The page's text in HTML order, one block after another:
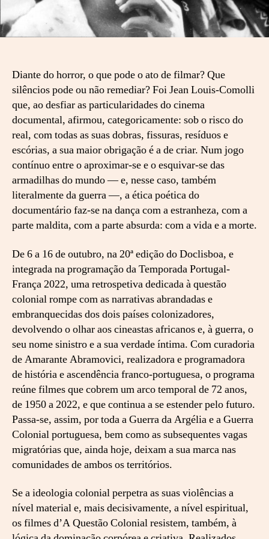
a
l
n
o
l
i
s
b
o
a
’
:
a
u
r
a
d
a
A
m
a
r
a
e
A
a
m
o
v
Diante do horror, o que pode o ato de filmar? Que
silêncios pode ou não remediar? Foi Jean Louis-Comolli
que, ao desfiar as particularidades do cinema
documental, afirmou, categoricamente: sob o risco do
real, com todas as suas dobras, fissuras, resíduos e
escórias, a sua maior obrigação é a de criar. Num jogo
contínuo entre o aproximar-se e o esquivar-se das
armadilhas do mundo — e, nesse caso, também
literalmente da guerra —, a ética poética do
documentário faz-se na dança com a estranheza, com a
parte maldita, com a parte absurda: com a vida e a morte.
De 6 a 16 de outubro, na 20ª edição do Doclisboa, e
integrada na programação da Temporada Portugal-
França 2022, uma retrospetiva dedicada à questão
colonial rompe com as narrativas abrandadas e
embranquecidas dos dois países colonizadores,
devolvendo o olhar aos cineastas africanos e, à guerra, o
seu nome sinistro e a sua verdade íntima. Com curadoria
de Amarante Abramovici, realizadora e programadora
de história e ascendência franco-portuguesa, o programa
reúne filmes que cobrem um arco temporal de 72 anos,
de 1950 a 2022, e que continua a se estender pelo futuro.
Passa-se, assim, por toda a Guerra da Argélia e a Guerra
Colonial portuguesa, bem como as subsequentes vagas
migratórias que, ainda hoje, deixam a sua marca nas
comunidades de ambos os territórios.
Se a ideologia colonial perpetra as suas violências a
nível material e, mais decisivamente, a nível espiritual,
os filmes d’A Questão Colonial resistem, também, à